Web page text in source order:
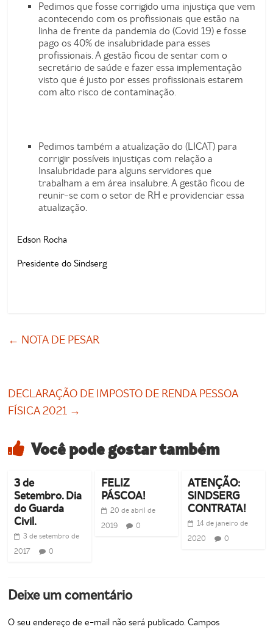
Pedimos que fosse corrigido uma injustiça que vem
acontecendo com os profissionais que estão na
linha de frente da pandemia do (Covid 19) e fosse
pago os 40% de insalubridade para esses
profissionais. A gestão ficou de sentar com o
secretário de saúde e fazer essa implementação
visto que é justo por esses profissionais estarem
com alto risco de contaminação.
Pedimos também a atualização do (LICAT) para
corrigir possíveis injustiças com relação a
Insalubridade para alguns servidores que
trabalham a em área insalubre. A gestão ficou de
reunir-se com o setor de RH e providenciar essa
atualização.
Edson Rocha
Presidente do Sindserg
← NOTA DE PESAR
DECLARAÇÃO DE IMPOSTO DE RENDA PESSOA
FÍSICA 2021 →
Você pode gostar também
3 de
Setembro. Dia
do Guarda
Civil.
3 de setembro de
2017
0
FELIZ
PÁSCOA!
20 de abril de
2019
0
ATENÇÃO:
SINDSERG
CONTRATA!
14 de janeiro de
2020
0
Deixe um comentário
O seu endereço de e-mail não será publicado. Campos